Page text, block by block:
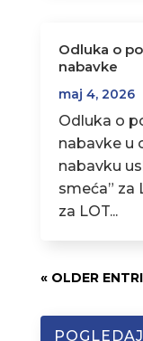
Odluka o
nabavke
maj 4, 2026
Odluka o
nabavke u
nabavku
smeća” za
za LOT...
« OLDER